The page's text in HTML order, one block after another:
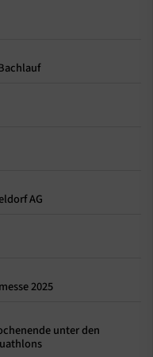
AG
2025
unter den